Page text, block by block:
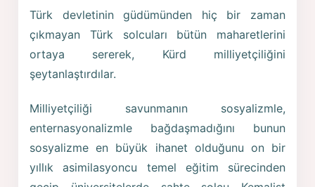
Türk devletinin güdümünden hiç bir zaman
çıkmayan Türk solcuları bütün maharetlerini
ortaya sererek, Kürd milliyetçiliğini
şeytanlaştırdılar.
Milliyetçiliği savunmanın sosyalizmle,
enternasyonalizmle bağdaşmadığını bunun
sosyalizme en büyük ihanet olduğunu on bir
yıllık asimilasyoncu temel eğitim sürecinden